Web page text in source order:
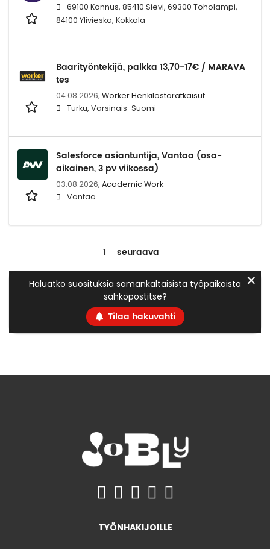
69100 Kannus, 85410 Sievi, 69300 Toholampi,
84100 Ylivieska, Kokkola
Baarityöntekijä, palkka 13,70-17€ / MARAVA
tes
04.08.2026, Worker Henkilöstöratkaisut
Turku, Varsinais-Suomi
Salesforce asiantuntija, Vantaa (osa-
aikainen, 3 pv viikossa)
03.08.2026, Academic Work
Vantaa
1 seuraava
Haluatko suosituksia samankaltaisista työpaikoista
sähköpostitse?
Tilaa hakuvahti
✕
TYÖNHAKIJOILLE